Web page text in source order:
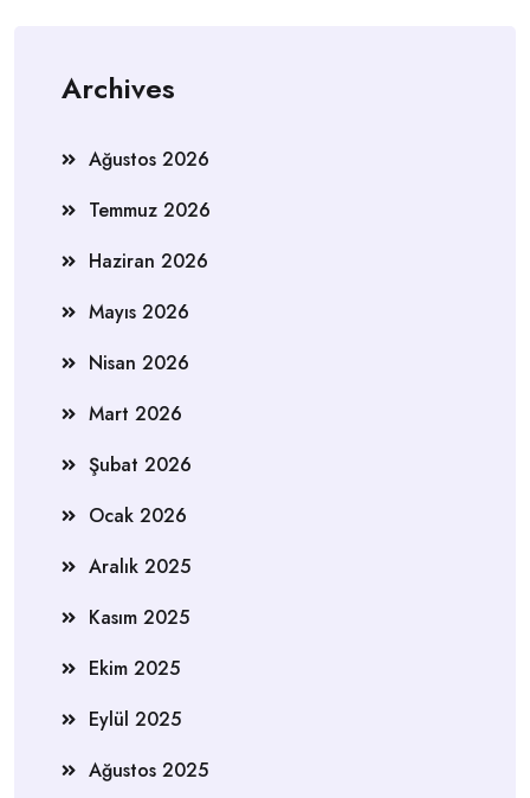
Archives
Ağustos 2026
Temmuz 2026
Haziran 2026
Mayıs 2026
Nisan 2026
Mart 2026
Şubat 2026
Ocak 2026
Aralık 2025
Kasım 2025
Ekim 2025
Eylül 2025
Ağustos 2025